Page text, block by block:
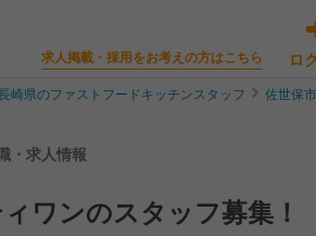
求人掲載・採用をお考えの方はこちら ロ
崎県のファストフードキッチンスタッフ 佐世保
・求人情報
ワンのスタッフ募集！